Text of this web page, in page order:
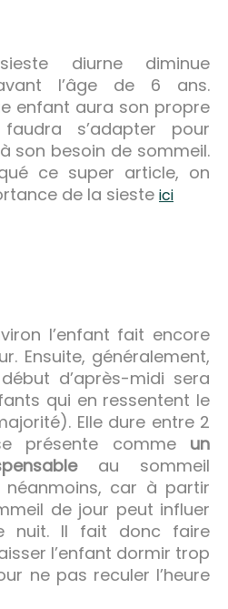
diurne diminue
l’âge de 6 ans.
enfant aura son propre
s’adapter pour
son besoin de sommeil.
ce super article, on
de la sieste ici
l’enfant fait encore
Ensuite, généralement,
d’après-midi sera
qui en ressentent le
Elle dure entre 2
présente comme un
au sommeil
néanmoins, car à partir
de jour peut influer
nuit. Il fait donc faire
l’enfant dormir trop
ne pas reculer l’heure